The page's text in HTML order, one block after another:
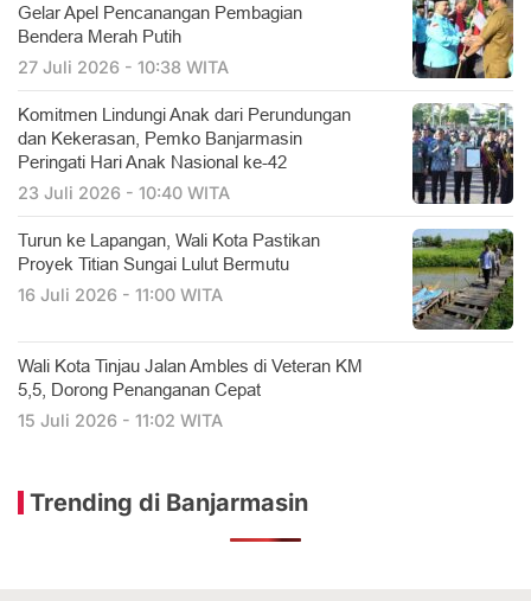
Gelar Apel Pencanangan Pembagian
Bendera Merah Putih
27 Juli 2026 - 10:38 WITA
Komitmen Lindungi Anak dari Perundungan
dan Kekerasan, Pemko Banjarmasin
Peringati Hari Anak Nasional ke-42
23 Juli 2026 - 10:40 WITA
Turun ke Lapangan, Wali Kota Pastikan
Proyek Titian Sungai Lulut Bermutu
16 Juli 2026 - 11:00 WITA
​Wali Kota Tinjau Jalan Ambles di Veteran KM
5,5, Dorong Penanganan Cepat
15 Juli 2026 - 11:02 WITA
Trending di Banjarmasin